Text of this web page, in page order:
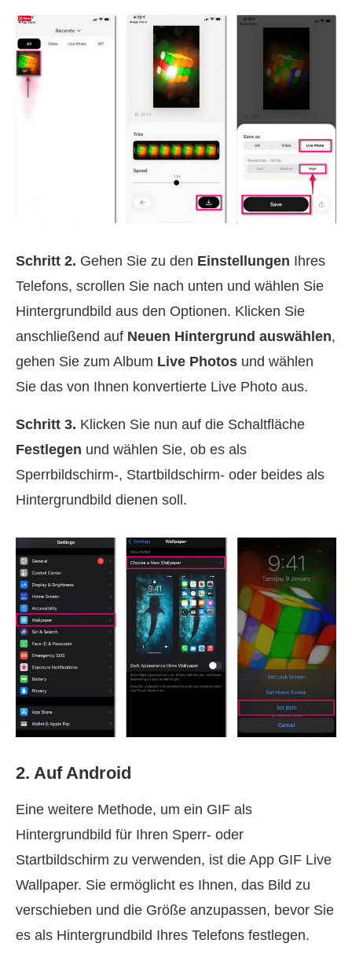
Schritt 2. Gehen Sie zu den Einstellungen Ihres
Telefons, scrollen Sie nach unten und wählen Sie
Hintergrundbild aus den Optionen. Klicken Sie
anschließend auf Neuen Hintergrund auswählen,
gehen Sie zum Album Live Photos und wählen
Sie das von Ihnen konvertierte Live Photo aus.
Schritt 3. Klicken Sie nun auf die Schaltfläche
Festlegen und wählen Sie, ob es als
Sperrbildschirm-, Startbildschirm- oder beides als
Hintergrundbild dienen soll.
2. Auf Android
Eine weitere Methode, um ein GIF als
Hintergrundbild für Ihren Sperr- oder
Startbildschirm zu verwenden, ist die App GIF Live
Wallpaper. Sie ermöglicht es Ihnen, das Bild zu
verschieben und die Größe anzupassen, bevor Sie
es als Hintergrundbild Ihres Telefons festlegen.